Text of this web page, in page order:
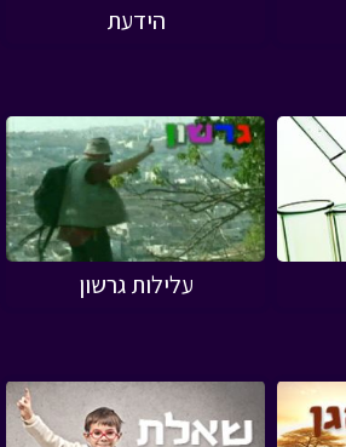
הידעת
עלילות גרשון